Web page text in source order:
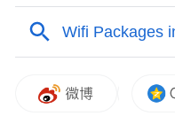
省海洋和渔业监
一步，将持续加
海各市县相关部